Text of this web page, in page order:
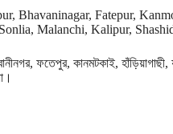
Bhavaninagar, Fatepur,
Malanchi, Kalipur,
ফতেপুর, কানমটকাই, হাঁড়িয়াগাছী,